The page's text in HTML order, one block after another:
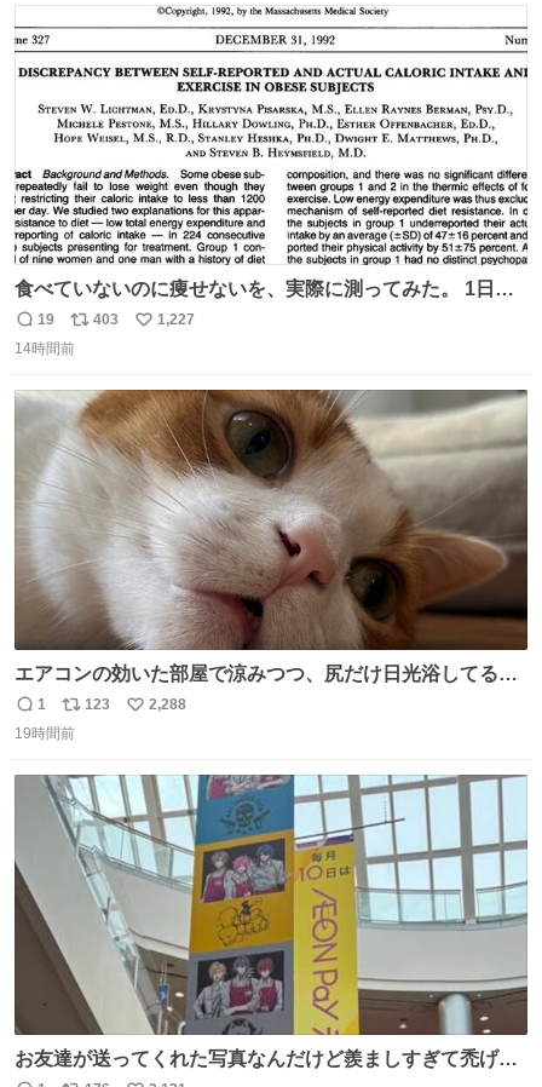
数
食べていないのに痩せないを、実際に測ってみた。 1日
1200kcal未満と申告しながら減量できない10人を、14日間
調査。 本人の申告は平均1028kcal/日だったが、実際の摂
51％多く見積もっていた。
返
信
19
リ
ポ
ト
数
403
い
数
1,227
14時間前
エアコンの効いた部屋で涼みつつ、尻だけ日光浴してる猫
もはや貴族じゃん！
返
信
1
リ
ポ
ト
数
123
い
数
2,288
19時間前
お友達が送ってくれた写真なんだけど羨ましすぎて禿げそ